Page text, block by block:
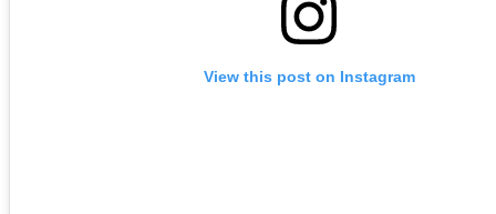
View this post on Instagram